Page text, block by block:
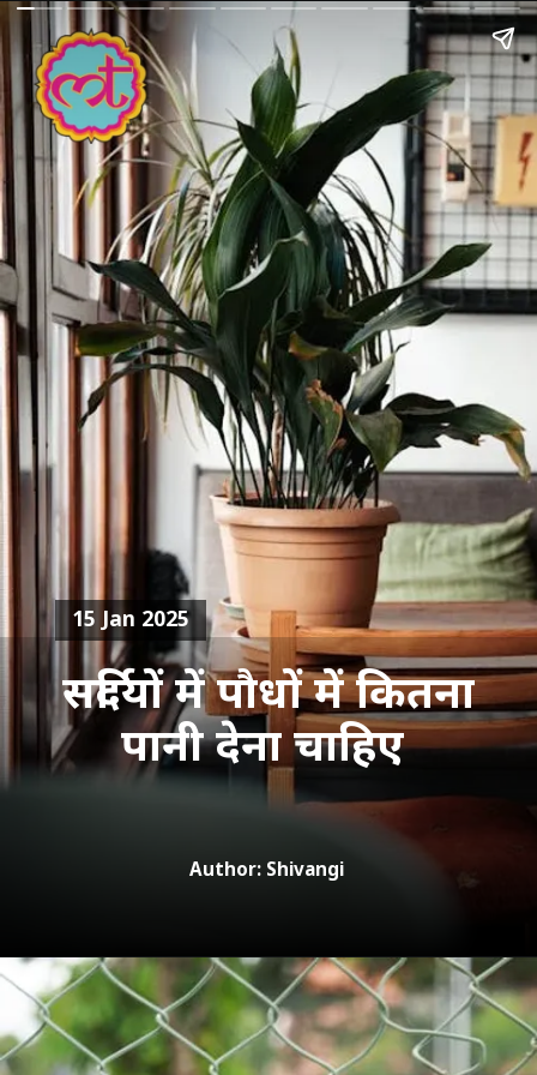
सर्दियों में पौधों में कितना
पानी देना चाहिए
15 Jan 2025
Author: Shivangi